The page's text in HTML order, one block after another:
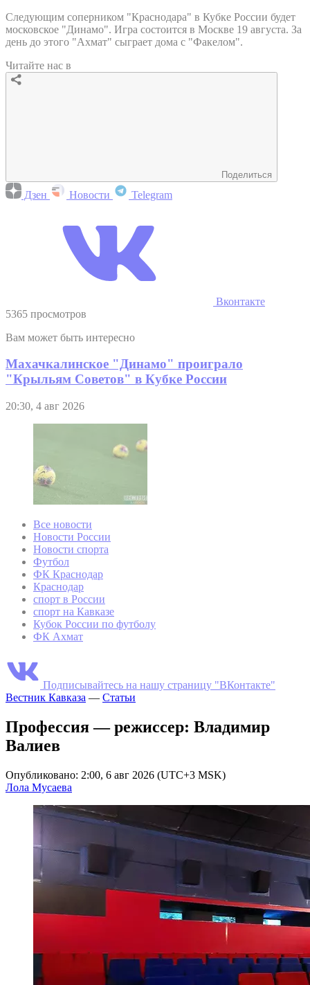
Следующим соперником "Краснодара" в Кубке России будет
московское "Динамо". Игра состоится в Москве 19 августа. За
день до этого "Ахмат" сыграет дома с "Факелом".
Читайте нас в
Поделиться
Дзен Новости Telegram
Вконтакте
5365 просмотров
Вам может быть интересно
Махачкалинское "Динамо" проиграло
"Крыльям Советов" в Кубке России
20:30, 4 авг 2026
Все новости
Новости России
Новости спорта
Футбол
ФК Краснодар
Краснодар
спорт в России
спорт на Кавказе
Кубок России по футболу
ФК Ахмат
Подписывайтесь на нашу страницу "ВКонтакте"
Вестник Кавказа — Статьи
Профессия — режиссер: Владимир
Валиев
Опубликовано: 2:00, 6 авг 2026 (UTC+3 MSK)
Лола Мусаева